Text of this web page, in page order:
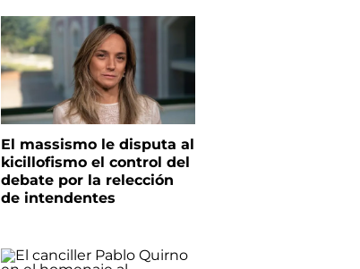
El massismo le disputa al
kicillofismo el control del
debate por la relección
de intendentes